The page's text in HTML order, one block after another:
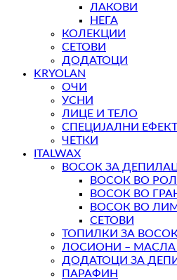
ЛАКОВИ
НЕГА
КОЛЕКЦИИ
СЕТОВИ
ДОДАТОЦИ
KRYOLAN
ОЧИ
УСНИ
ЛИЦЕ И ТЕЛО
СПЕЦИЈАЛНИ
ЧЕТКИ
ITALWAX
ВОСОК ЗА
ВОСОК ВО
ВОСОК ВО
ВОСОК ВО
СЕТОВИ
ТОПИЛКИ ЗА ВОСОК
ЛОСИОНИ – МАСЛА
ДОДАТОЦИ ЗА
ПАРАФИН